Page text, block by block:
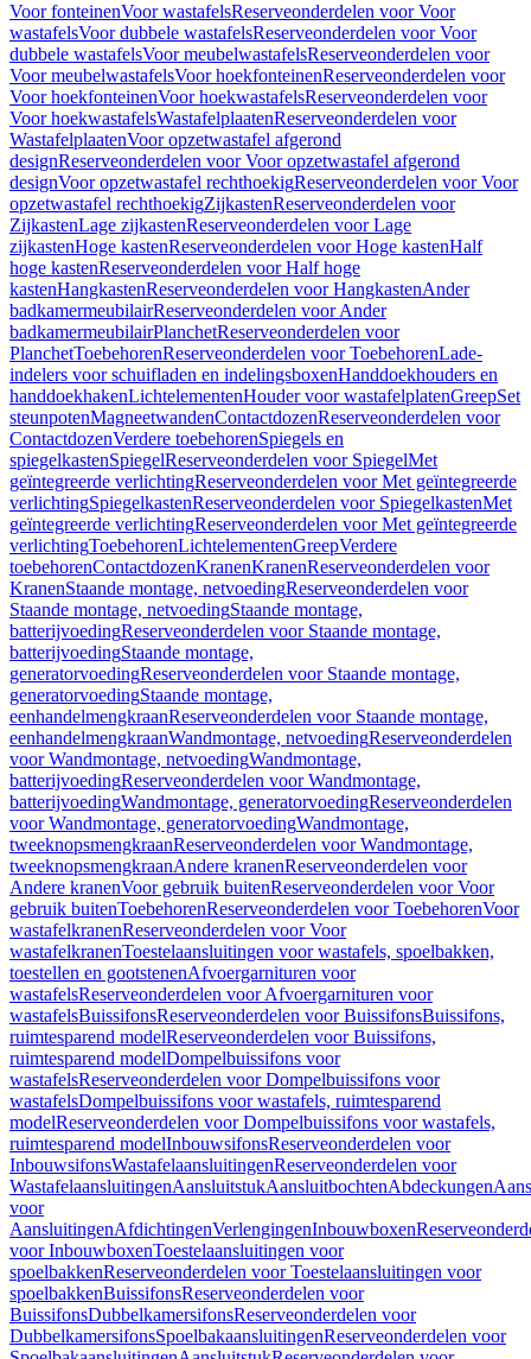
Voor fonteinenVoor wastafelsReserveonderdelen voor Voor
wastafelsVoor dubbele wastafelsReserveonderdelen voor Voor
dubbele wastafelsVoor meubelwastafelsReserveonderdelen voor
Voor meubelwastafelsVoor hoekfonteinenReserveonderdelen voor
Voor hoekfonteinenVoor hoekwastafelsReserveonderdelen voor
Voor hoekwastafelsWastafelplaatenReserveonderdelen voor
WastafelplaatenVoor opzetwastafel afgerond
designReserveonderdelen voor Voor opzetwastafel afgerond
designVoor opzetwastafel rechthoekigReserveonderdelen voor Voor
opzetwastafel rechthoekigZijkastenReserveonderdelen voor
ZijkastenLage zijkastenReserveonderdelen voor Lage
zijkastenHoge kastenReserveonderdelen voor Hoge kastenHalf
hoge kastenReserveonderdelen voor Half hoge
kastenHangkastenReserveonderdelen voor HangkastenAnder
badkamermeubilairReserveonderdelen voor Ander
badkamermeubilairPlanchetReserveonderdelen voor
PlanchetToebehorenReserveonderdelen voor ToebehorenLade-
indelers voor schuifladen en indelingsboxenHanddoekhouders en
handdoekhakenLichtelementenHouder voor wastafelplatenGreepSet
steunpotenMagneetwandenContactdozenReserveonderdelen voor
ContactdozenVerdere toebehorenSpiegels en
spiegelkastenSpiegelReserveonderdelen voor SpiegelMet
geïntegreerde verlichtingReserveonderdelen voor Met geïntegreerde
verlichtingSpiegelkastenReserveonderdelen voor SpiegelkastenMet
geïntegreerde verlichtingReserveonderdelen voor Met geïntegreerde
verlichtingToebehorenLichtelementenGreepVerdere
toebehorenContactdozenKranenKranenReserveonderdelen voor
KranenStaande montage, netvoedingReserveonderdelen voor
Staande montage, netvoedingStaande montage,
batterijvoedingReserveonderdelen voor Staande montage,
batterijvoedingStaande montage,
generatorvoedingReserveonderdelen voor Staande montage,
generatorvoedingStaande montage,
eenhandelmengkraanReserveonderdelen voor Staande montage,
eenhandelmengkraanWandmontage, netvoedingReserveonderdelen
voor Wandmontage, netvoedingWandmontage,
batterijvoedingReserveonderdelen voor Wandmontage,
batterijvoedingWandmontage, generatorvoedingReserveonderdelen
voor Wandmontage, generatorvoedingWandmontage,
tweeknopsmengkraanReserveonderdelen voor Wandmontage,
tweeknopsmengkraanAndere kranenReserveonderdelen voor
Andere kranenVoor gebruik buitenReserveonderdelen voor Voor
gebruik buitenToebehorenReserveonderdelen voor ToebehorenVoor
wastafelkranenReserveonderdelen voor Voor
wastafelkranenToestelaansluitingen voor wastafels, spoelbakken,
toestellen en gootstenenAfvoergarnituren voor
wastafelsReserveonderdelen voor Afvoergarnituren voor
wastafelsBuissifonsReserveonderdelen voor BuissifonsBuissifons,
ruimtesparend modelReserveonderdelen voor Buissifons,
ruimtesparend modelDompelbuissifons voor
wastafelsReserveonderdelen voor Dompelbuissifons voor
wastafelsDompelbuissifons voor wastafels, ruimtesparend
modelReserveonderdelen voor Dompelbuissifons voor wastafels,
ruimtesparend modelInbouwsifonsReserveonderdelen voor
InbouwsifonsWastafelaansluitingenReserveonderdelen voor
WastafelaansluitingenAansluitstukAansluitbochtenAbdeckungen
voor
AansluitingenAfdichtingenVerlengingenInbouwboxen
voor InbouwboxenToestelaansluitingen voor
spoelbakkenReserveonderdelen voor Toestelaansluitingen voor
spoelbakkenBuissifonsReserveonderdelen voor
BuissifonsDubbelkamersifonsReserveonderdelen voor
DubbelkamersifonsSpoelbakaansluitingenReserveonderdelen voor